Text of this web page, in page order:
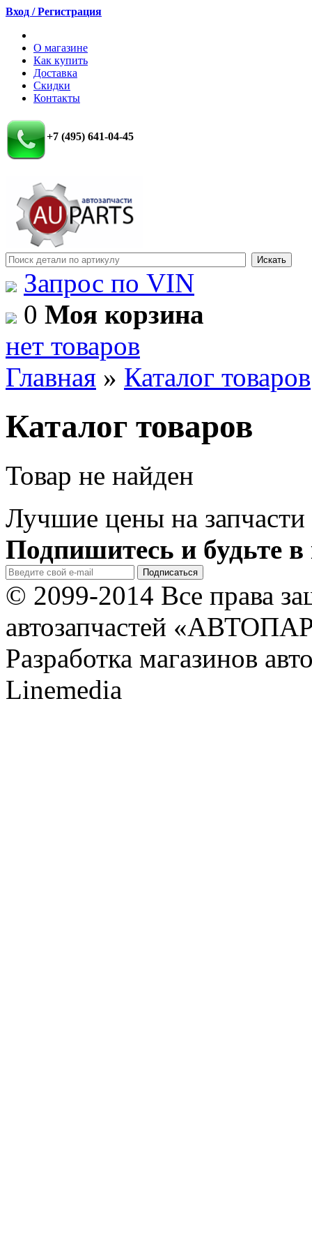
Вход / Регистрация
О магазине
Как купить
Доставка
Скидки
Контакты
+7 (495) 641-04-45
Запрос по VIN
0 Моя корзина
нет товаров
Главная » Каталог товаров
Каталог товаров
Товар не найден
Лучшие цены на запчасти
Подпишитесь и будьте в
© 2099-2014 Все права
автозапчастей
Разработка магазинов
Linemedia